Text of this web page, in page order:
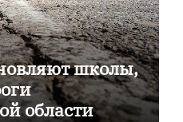
школы,
области